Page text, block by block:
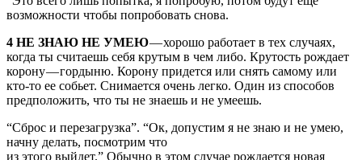
возможности чтобы попробовать снова.
4 НЕ ЗНАЮ НЕ УМЕЮ— хорошо работает в тех случаях,
когда ты считаешь себя крутым в чем либо. Крутость рождает
корону — гордыню. Корону придется или снять самому или
кто-то ее собьет. Снимается очень легко. Один из способов
предположить, что ты не знаешь и не умеешь.
“Сброс и перезагрузка”. “Ок, допустим я не знаю и не умею,
начну делать, посмотрим что
из этого выйдет.” Обычно в этом случае рождается новая